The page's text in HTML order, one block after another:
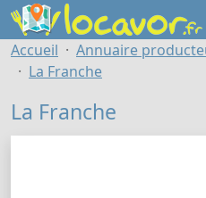
Accueil
Annuaire
La Franche
La Franche